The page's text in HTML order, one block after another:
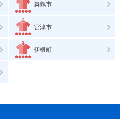
舞鶴市
宮津市
伊根町